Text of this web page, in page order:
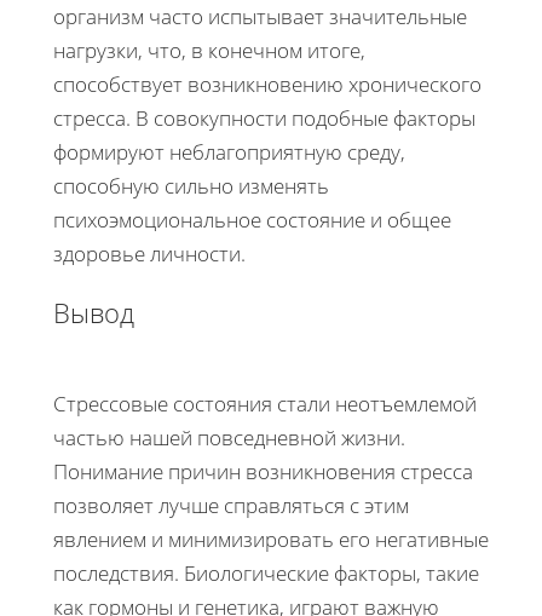
организм часто испытывает значительные
нагрузки, что, в конечном итоге,
способствует возникновению хронического
стресса. В совокупности подобные факторы
формируют неблагоприятную среду,
способную сильно изменять
психоэмоциональное состояние и общее
здоровье личности.
Вывод
Стрессовые состояния стали неотъемлемой
частью нашей повседневной жизни.
Понимание причин возникновения стресса
позволяет лучше справляться с этим
явлением и минимизировать его негативные
последствия. Биологические факторы, такие
как гормоны и генетика, играют важную